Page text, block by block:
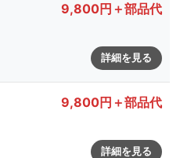
9,800円＋部品代
詳細を見る
9,800円＋部品代
詳細を見る